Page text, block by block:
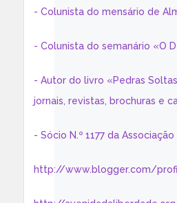
- Colunista do mensário de
- Colunista do semanário «O
- Autor do livro «Pedras
jornais, revistas, brochuras e
- Sócio N.º 1177 da
http://www.blogger.com/